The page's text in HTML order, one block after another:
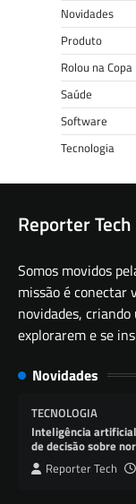
Novidades
Produto
Rolou na Copa
Saúde
Software
Tecnologia
Reporter Tech
Somos movidos
missão é conectar
novidades,
explorarem e se
Novidades
TECNOLOGIA
Inteligência
de decisão sobre
Reporter Tech